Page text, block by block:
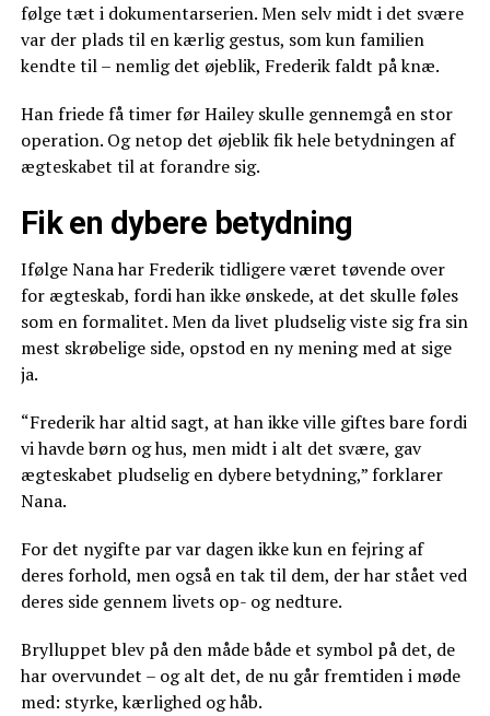
følge tæt i dokumentarserien. Men selv midt i det svære
var der plads til en kærlig gestus, som kun familien
kendte til – nemlig det øjeblik, Frederik faldt på knæ.
Han friede få timer før Hailey skulle gennemgå en stor
operation. Og netop det øjeblik fik hele betydningen af
ægteskabet til at forandre sig.
Fik en dybere betydning
Ifølge Nana har Frederik tidligere været tøvende over
for ægteskab, fordi han ikke ønskede, at det skulle føles
som en formalitet. Men da livet pludselig viste sig fra sin
mest skrøbelige side, opstod en ny mening med at sige
ja.
“Frederik har altid sagt, at han ikke ville giftes bare fordi
vi havde børn og hus, men midt i alt det svære, gav
ægteskabet pludselig en dybere betydning,” forklarer
Nana.
For det nygifte par var dagen ikke kun en fejring af
deres forhold, men også en tak til dem, der har stået ved
deres side gennem livets op- og nedture.
Brylluppet blev på den måde både et symbol på det, de
har overvundet – og alt det, de nu går fremtiden i møde
med: styrke, kærlighed og håb.